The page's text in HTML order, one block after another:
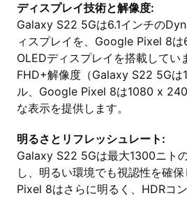
ディスプレイ技術と解像度:
Galaxy S22 5Gは6.1インチの
ィスプレイを、Google Pixel 8
OLEDディスプレイを搭載してい
FHD+解像度（Galaxy S22 5G
ル、Google Pixel 8は1080 x
な表示を提供します。
明るさとリフレッシュレート:
Galaxy S22 5Gは最大1300ニト
し、明るい環境でも視認性を確
Pixel 8はさらに明るく、HDRコ